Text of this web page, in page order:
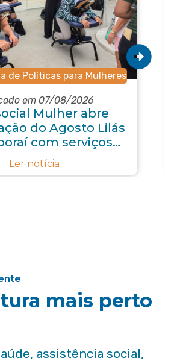
de Políticas para Mulheres
em 07/08/2026
Mulher abre
do Agosto Lilás
com serviços
e orientações
Ler notícia
mais perto
assistência social,